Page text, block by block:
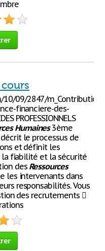
09/2847/m_Contribution-
financiere-des-
PROFESSIONNELS
Humaines3ème
le processus de
et définit les
la fiabilité et la sécurité
des Ressources
les intervenants dans
responsabilités. Vous
des recrutements 